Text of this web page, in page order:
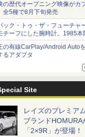
の歴代オープニング映像がカ
全5種で8月下旬発売
ック・トゥ・ザ・フューチャ
チーフにした腕時計。1985本
の有線CarPlay/Android Auto
るアダプタ
Site
レイズのプレミア
ブランドHOMURA
「2×9R」が登場！